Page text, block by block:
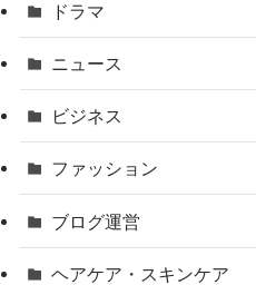
ドラマ
ニュース
ビジネス
ファッション
ブログ運営
ヘアケア・スキンケア